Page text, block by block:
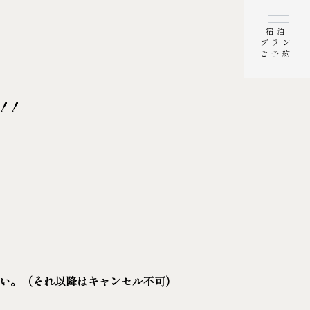
宿泊
プラン
ご予約
！
（それ以降はキャンセル不可）